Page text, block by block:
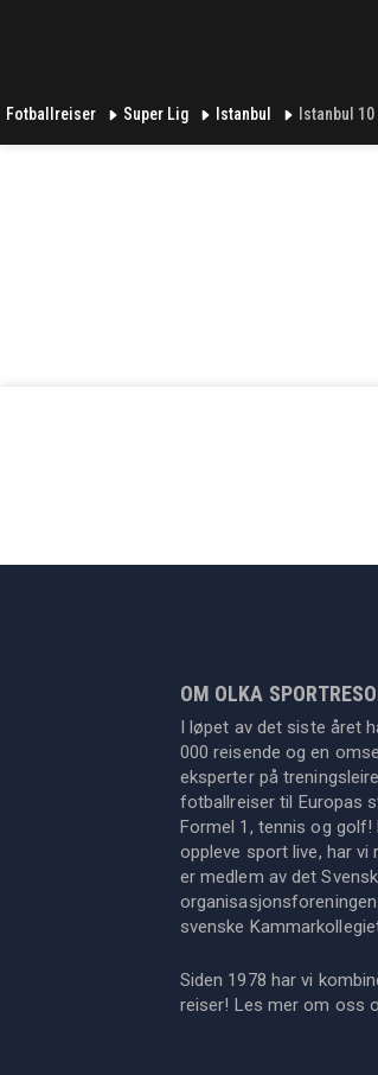
Fotballreiser Super Lig Istanbul Istanbul 10
OM OLKA
I løpet av det siste året
000 reisende og en
eksperter på
fotballreiser til Europas
Formel 1, tennis og
oppleve sport live, har vi
er medlem av det
svenske
Siden 1978 har vi
reiser! Les mer om oss